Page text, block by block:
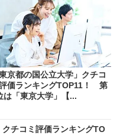
東京都の国公立大学」クチコ
価ランキングTOP11！ 第
は「東京大学」【...
クチコミ評価ランキングTO